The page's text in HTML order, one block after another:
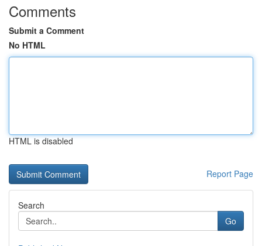
Comments
Submit a Comment
No HTML
HTML is disabled
Report Page
Search
Go